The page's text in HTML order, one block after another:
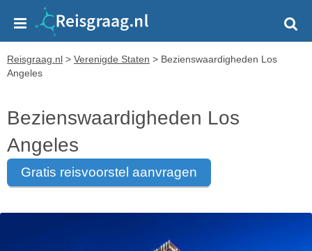
Reisgraag.nl > Verenigde Staten > Bezienswaardigheden Los
Angeles
Bezienswaardigheden Los
Angeles
gratis reisvoorstel aanvragen